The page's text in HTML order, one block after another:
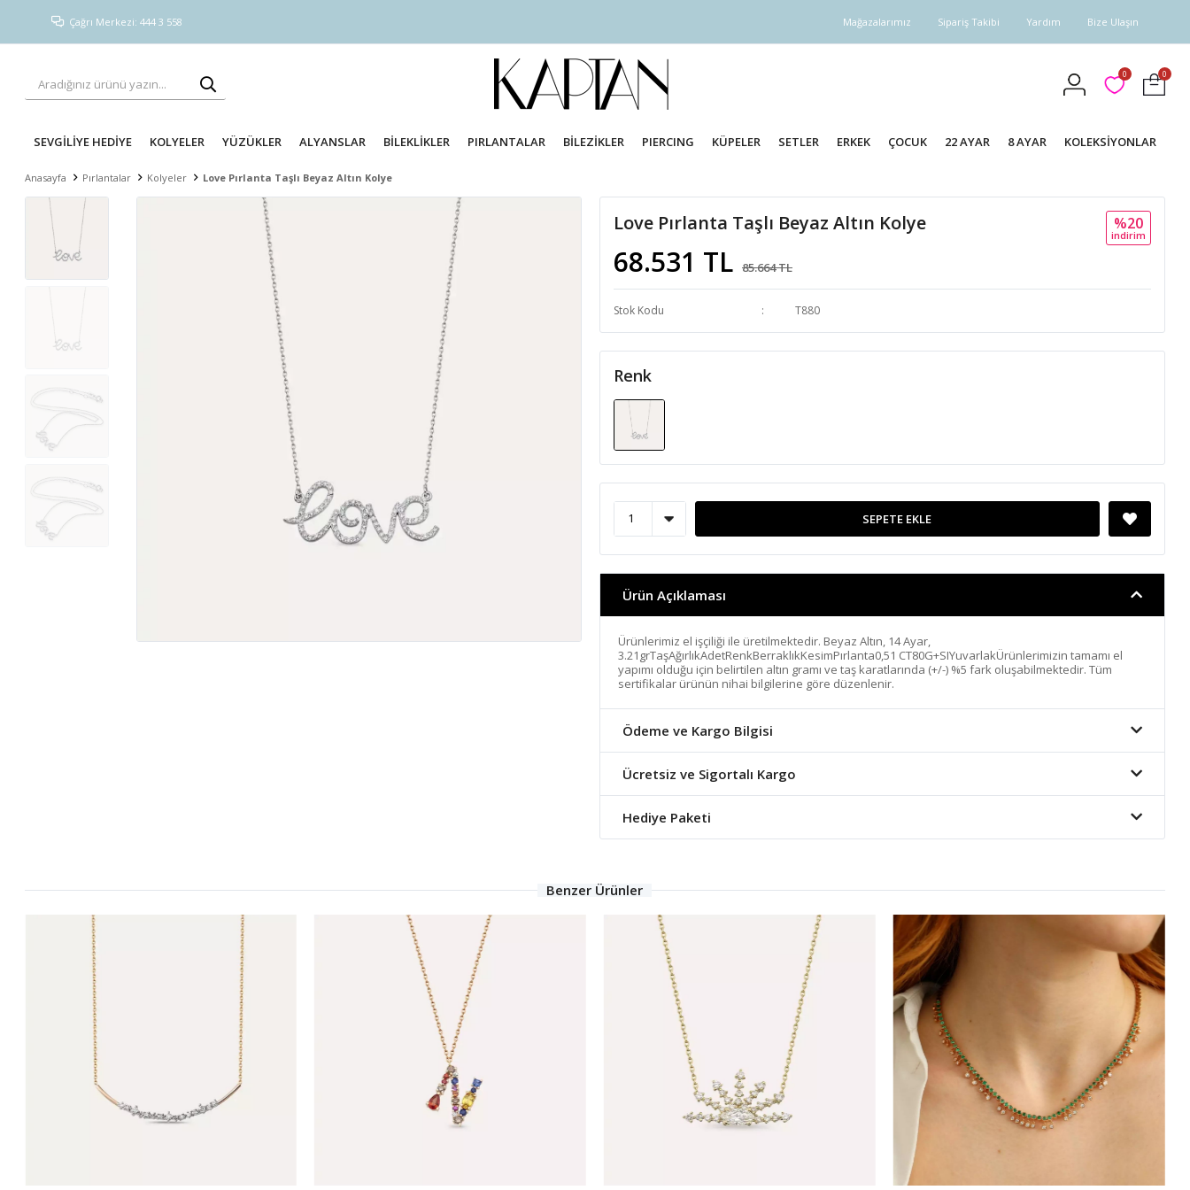
Çağrı Merkezi: 444 3 558 Mağazalarımız Sipariş Takibi Yardım Bize Ulaşın
0 0
SEVGİLİYE HEDİYE KOLYELER YÜZÜKLER ALYANSLAR BİLEKLİKLER PIRLANTALAR BİLEZİKLER PIERCING KÜPELER SETLER ERKEK ÇOCUK 22 AYAR 8 AYAR KOLEKSİYONLAR
Anasayfa Pırlantalar Kolyeler Love Pırlanta Taşlı Beyaz Altın Kolye
Love Pırlanta Taşlı Beyaz Altın Kolye
68.531 TL 85.664 TL
%20
i̇ndi̇ri̇m
Stok Kodu T880
Renk
SEPETE EKLE
Ürün Açıklaması
Ürünlerimiz el işçiliği ile üretilmektedir. Beyaz Altın, 14 Ayar,
3.21grTaşAğırlıkAdetRenkBerraklıkKesimPırlanta0,51 CT80G+SIYuvarlakÜrünlerimizin tamamı el
yapımı olduğu için belirtilen altın gramı ve taş karatlarında (+/-) %5 fark oluşabilmektedir. Tüm
sertifikalar ürünün nihai bilgilerine göre düzenlenir.
Ödeme ve Kargo Bilgisi
Ücretsiz ve Sigortalı Kargo
Hediye Paketi
Benzer Ürünler